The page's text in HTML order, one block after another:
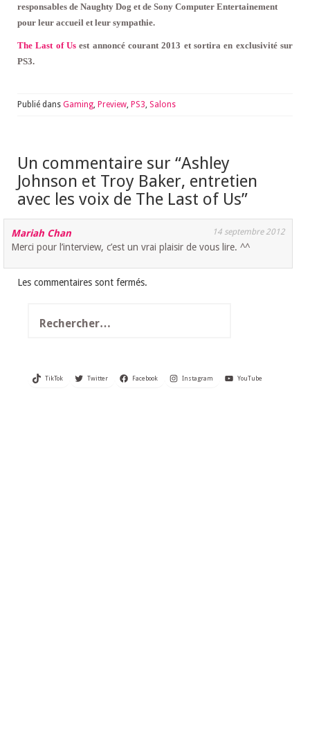
responsables de Naughty Dog et de Sony Computer Entertainement
pour leur accueil et leur sympathie.
The Last of Us est annoncé courant 2013 et sortira en exclusivité sur
PS3.
Publié dans Gaming, Preview, PS3, Salons
Un commentaire sur “Ashley
Johnson et Troy Baker, entretien
avec les voix de The Last of Us”
Mariah Chan 14 septembre 2012
Merci pour l’interview, c’est un vrai plaisir de vous lire. ^^
Les commentaires sont fermés.
TikTok Twitter Facebook Instagram YouTube